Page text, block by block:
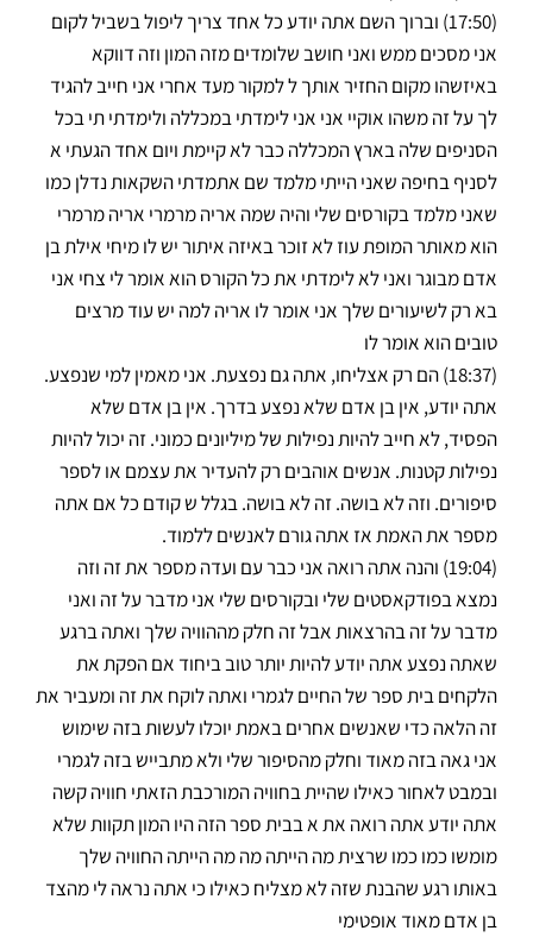
(17:50) וברוך השם אתה יודע כל אחד צריך ליפול בשביל לקום
אני מסכים ממש ואני חושב שלומדים מזה המון וזה דווקא
באיזשהו מקום החזיר אותך ל למקור מעד אחרי אני חייב להגיד
לך על זה משהו אוקיי אני אני לימדתי במכללה ולימדתי תי בכל
הסניפים שלה בארץ המכללה כבר לא קיימת ויום אחד הגעתי א
לסניף בחיפה שאני הייתי מלמד שם אתמדתי השקאות נדלן כמו
שאני מלמד בקורסים שלי והיה שמה אריה מרמרי אריה מרמרי
הוא מאותר המופת עוז לא זוכר באיזה איתור יש לו מיחי אילת בן
אדם מבוגר ואני לא לימדתי את כל הקורס הוא אומר לי צחי אני
בא רק לשיעורים שלך אני אומר לו אריה למה יש עוד מרצים
טובים הוא אומר לו
(18:37) הם רק אצליחו, אתה גם נפצעת. אני מאמין למי שנפצע.
אתה יודע, אין בן אדם שלא נפצע בדרך. אין בן אדם שלא
הפסיד, לא חייב להיות נפילות של מיליונים כמוני. זה יכול להיות
נפילות קטנות. אנשים אוהבים רק להעדיר את עצמם או לספר
סיפורים. וזה לא בושה. זה לא בושה. בגלל ש קודם כל אם אתה
מספר את האמת אז אתה גורם לאנשים ללמוד.
(19:04) והנה אתה רואה אני כבר עם ועדה מספר את זה וזה
נמצא בפודקאסטים שלי ובקורסים שלי אני מדבר על זה ואני
מדבר על זה בהרצאות אבל זה חלק מההוויה שלך ואתה ברגע
שאתה נפצע אתה יודע להיות יותר טוב ביחוד אם הפקת את
הלקחים בית ספר של החיים לגמרי ואתה לוקח את זה ומעביר את
זה הלאה כדי שאנשים אחרים באמת יוכלו לעשות בזה שימוש
אני גאה בזה מאוד וחלק מהסיפור שלי ולא מתבייש בזה לגמרי
ובמבט לאחור כאילו שהיית בחוויה המורכבת הזאתי חוויה קשה
אתה יודע אתה רואה את א בבית ספר הזה היו המון תקוות שלא
מומשו כמו כמו שרצית מה הייתה מה מה הייתה החוויה שלך
באותו רגע שהבנת שזה לא מצליח כאילו כי אתה נראה לי מהצד
בן אדם מאוד אופטימי